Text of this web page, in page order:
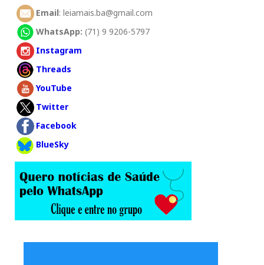
Email: leiamais.ba@gmail.com
WhatsApp: (71) 9 9206-5797
Instagram
Threads
YouTube
Twitter
Facebook
BlueSky